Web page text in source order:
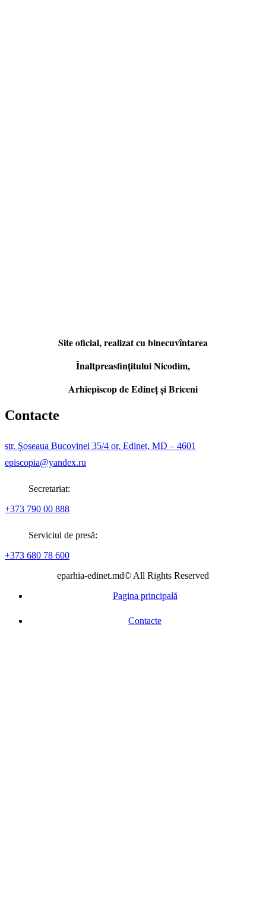
Site oficial, realizat cu binecuvîntarea
Înaltpreasfințitului Nicodim,
Arhiepiscop de Edineţ şi Briceni
Contacte
str. Șoseaua Bucovinei 35/4 or. Edinet, MD – 4601
episcopia@yandex.ru
Secretariat:
+373 790 00 888
Serviciul de presă:
+373 680 78 600
eparhia-edinet.md© All Rights Reserved
Pagina principală
Contacte